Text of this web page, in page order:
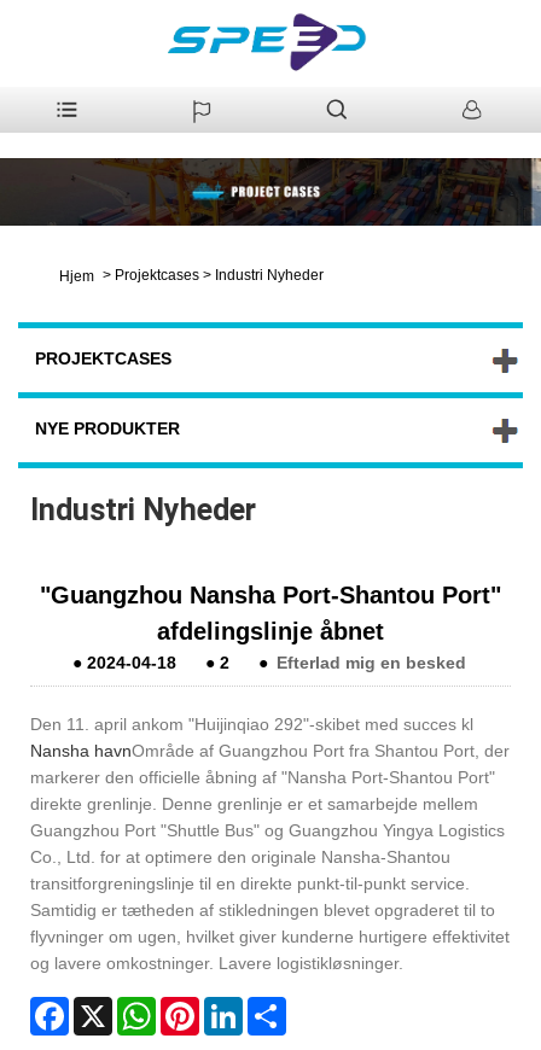
Hjem > Projektcases > Industri Nyheder
PROJEKTCASES
NYE PRODUKTER
Industri Nyheder
"Guangzhou Nansha Port-Shantou Port"
afdelingslinje åbnet
● 2024-04-18 ● 2 ● Efterlad mig en besked
Den 11. april ankom "Huijinqiao 292"-skibet med succes kl
Nansha havnOmråde af Guangzhou Port fra Shantou Port, der
markerer den officielle åbning af "Nansha Port-Shantou Port"
direkte grenlinje. Denne grenlinje er et samarbejde mellem
Guangzhou Port "Shuttle Bus" og Guangzhou Yingya Logistics
Co., Ltd. for at optimere den originale Nansha-Shantou
transitforgreningslinje til en direkte punkt-til-punkt service.
Samtidig er tætheden af ​​stikledningen blevet opgraderet til to
flyvninger om ugen, hvilket giver kunderne hurtigere effektivitet
og lavere omkostninger. Lavere logistikløsninger.
Facebook
X WhatsAppPinterestLinkedIn